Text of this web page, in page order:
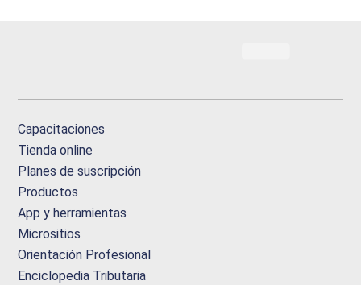
Capacitaciones
Tienda online
Planes de suscripción
Productos
App y herramientas
Micrositios
Orientación Profesional
Enciclopedia Tributaria